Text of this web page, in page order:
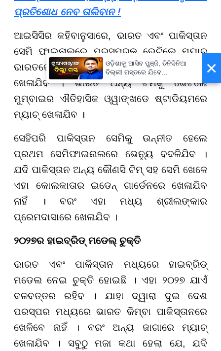
ପ୍ରତିଶୋଧ ନେବ ତାଲିବାନ !
ଆଇସିସିର କହିବାନୁସାରେ, ଭାରତ ଏବଂ ପାକିସ୍ତାନ
ସେମି ଫାଇନାଲରେ ପରସ୍ପରକୁ ଭେଟିଲେ ମ୍ୟାଚ୍
ଭାରତରେ ଖେଳାଯିବ ନାହିଁ । ଏହା କଲମ୍ବୋରେ
ଖେଳାଯିବ । ଭାରତ ଅନ୍ୟ ଟିମକୁ ଭେଟିଲେ
ମୁମ୍ବାଇର ଐତିହାସିକ ଓ୍ୱାଙ୍ଖଡେ ଷ୍ଟାଡିୟମରେ
ମ୍ୟାଚ୍ ଖେଳାଯିବ ।
ସେହିପରି ପାକିସ୍ତାନ ସେମିକୁ ଉନ୍ନୀତ ହେଲେ
ପ୍ରଥମ ସେମିଫାଇନାଲରେ ଭେନ୍ୟୁ ବଦଳିଯିବ ।
ଯଦି ପାକିସ୍ତାନ ଅନ୍ୟ କୌଣସି ଟିମ୍ ସହ ସେମି ଖେଳେ
ଏହା କୋଲକାତାର ଇଡେନ୍ ଗାର୍ଡେନରେ ଖେଳାଯିବ
ନାହିଁ । ବରଂ ଏହା ମଧ୍ୟ ଶ୍ରୀଲଙ୍କାର
ପ୍ରେମଦାସାରେ ଖେଳାଯିବ ।
୨୦୨୭ର ହାଇବ୍ରିଡ୍ ମଡେଲ୍ ଚୁକ୍ତି
ଭାରତ ଏବଂ ପାକିସ୍ତାନ ମଧ୍ୟରେ ହାଇବ୍ରିଡ୍
ମଡେଲ ନେଇ ଚୁକ୍ତି ହୋଇଛି । ଏହା ୨୦୨୭ ଯାଏଁ
ବଳବତ୍ତର ରହିବ । ଯାହା ଦ୍ୱାରା ଦୁଇ ଦେଶ
ପରସ୍ପର ମଧ୍ୟରେ ଭାରତ କିମ୍ବା ପାକିସ୍ତାନରେ
ଖେଳିବେ ନାହିଁ । ବରଂ ଅନ୍ୟ ଜାଗାରେ ମ୍ୟାଚ୍
ଖେଳାଯିବ । ସବୁଠୁ ମଜା କଥା ହେଲା ଯେ, ଯଦି
×
ଓଡ଼ିଶାକୁ ଆସିବ ପୁଞ୍ଜି, ତିନିଦିନିଆ
ଦିଲ୍ଲୀ ଗସ୍ତରେ ଯିବେ
ମୁଖ୍ୟମନ୍ତ୍ରୀ ମୋହନ ମାଝୀ